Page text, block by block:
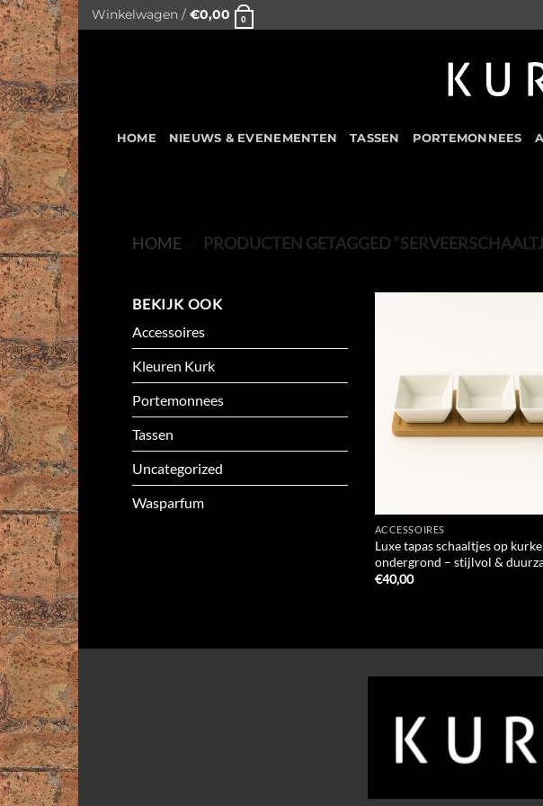
Skip
to
content
Winkelwagen / €0,00 0
HOME NIEUWS & EVENEMENTEN TASSEN PORTEMONNEES
HOME PRODUCTEN GETAGGED
BEKIJK OOK
Accessoires
Kleuren Kurk
Portemonnees
Tassen
Uncategorized
Wasparfum
ACCESSOIRES
Luxe tapas schaaltjes op
ondergrond – stijlvol &
€40,00